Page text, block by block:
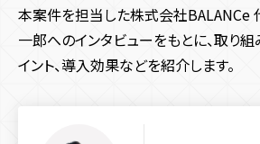
Twitter Instagram TikTok SNS
リアルイベント
コーポレートサイト 採用サイト サービ
Webサイト制作
イベント効果測定システム
会社情報
本案件を担当した株式会社BALANCe
一郎へのインタビューをもとに、取り
イント、導入効果などを紹介します。